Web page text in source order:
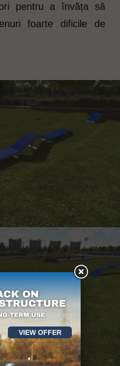
pentru a învăța să
foarte dificile de
VIEW OFFER